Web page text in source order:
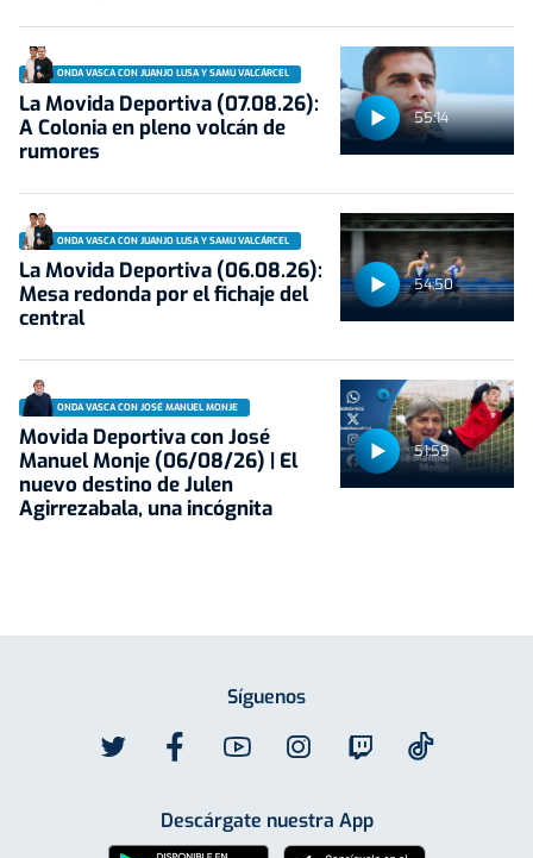
55:14
ONDA VASCA CON JUANJO LUSA Y SAMU VALCÁRCEL
La Movida Deportiva (07.08.26):
A Colonia en pleno volcán de
rumores
54:50
ONDA VASCA CON JUANJO LUSA Y SAMU VALCÁRCEL
La Movida Deportiva (06.08.26):
Mesa redonda por el fichaje del
central
51:59
ONDA VASCA CON JOSÉ MANUEL MONJE
Movida Deportiva con José
Manuel Monje (06/08/26) | El
nuevo destino de Julen
Agirrezabala, una incógnita
Síguenos
Descárgate nuestra App